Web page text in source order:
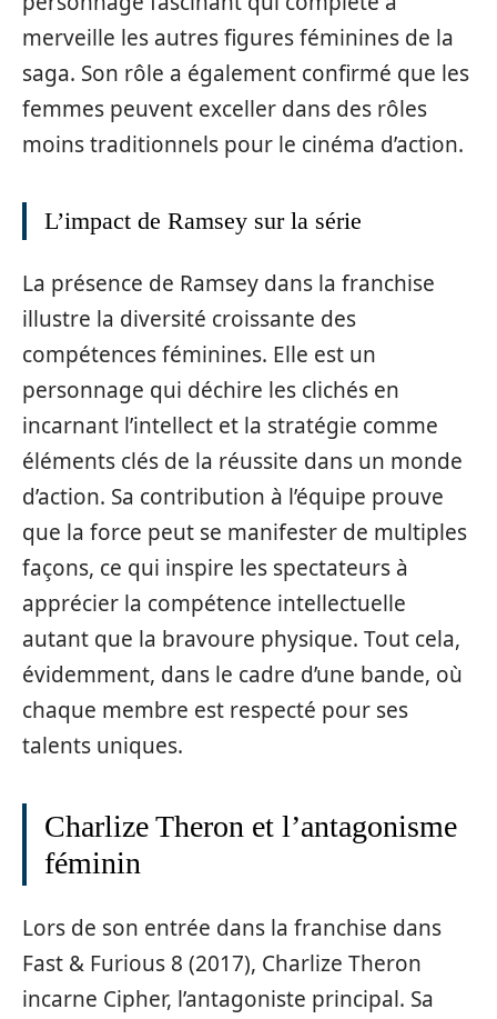
merveille les autres figures féminines de la
saga. Son rôle a également confirmé que les
femmes peuvent exceller dans des rôles
moins traditionnels pour le cinéma d’action.
L’impact de Ramsey sur la série
La présence de Ramsey dans la franchise
illustre la diversité croissante des
compétences féminines. Elle est un
personnage qui déchire les clichés en
incarnant l’intellect et la stratégie comme
éléments clés de la réussite dans un monde
d’action. Sa contribution à l’équipe prouve
que la force peut se manifester de multiples
façons, ce qui inspire les spectateurs à
apprécier la compétence intellectuelle
autant que la bravoure physique. Tout cela,
évidemment, dans le cadre d’une bande, où
chaque membre est respecté pour ses
talents uniques.
Charlize Theron et l’antagonisme
féminin
Lors de son entrée dans la franchise dans
Fast & Furious 8 (2017), Charlize Theron
incarne Cipher, l’antagoniste principal. Sa